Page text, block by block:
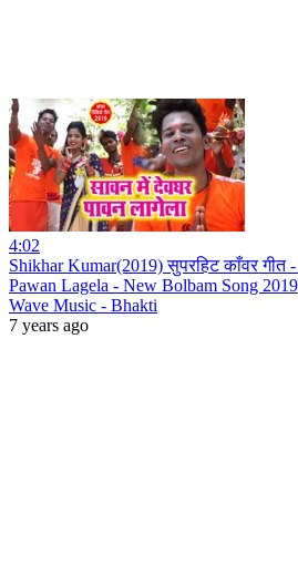
4:02
Shikhar Kumar(2019) सुपरहिट काँवर गीत
Pawan Lagela - New Bolbam Song 2019
Wave Music - Bhakti
7 years ago